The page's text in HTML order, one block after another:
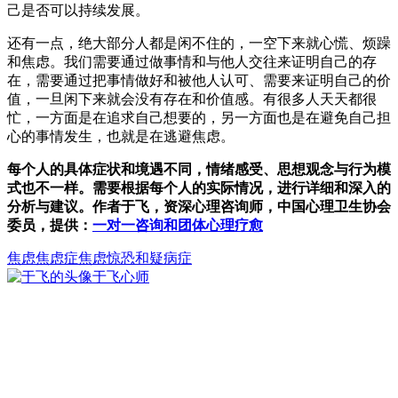
己是否可以持续发展。
还有一点，绝大部分人都是闲不住的，一空下来就心慌、烦躁
和焦虑。我们需要通过做事情和与他人交往来证明自己的存
在，需要通过把事情做好和被他人认可、需要来证明自己的价
值，一旦闲下来就会没有存在和价值感。有很多人天天都很
忙，一方面是在追求自己想要的，另一方面也是在避免自己担
心的事情发生，也就是在逃避焦虑。
每个人的具体症状和境遇不同，情绪感受、思想观念与行为模
式也不一样。需要根据每个人的实际情况，进行详细和深入的
分析与建议。作者于飞，资深心理咨询师，中国心理卫生协会
委员，提供： 一对一咨询和团体心理疗愈
焦虑焦虑症焦虑惊恐和疑病症
于飞心师